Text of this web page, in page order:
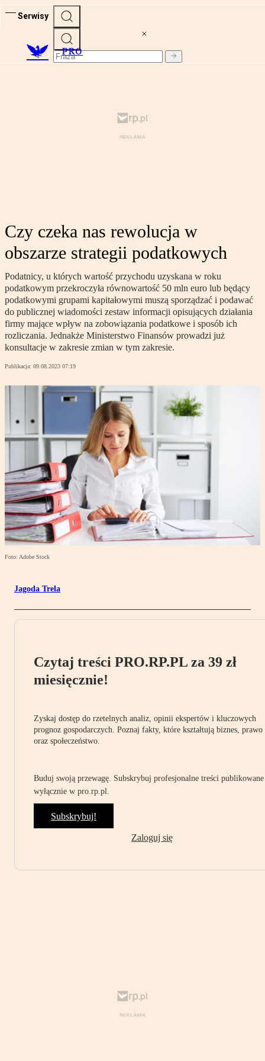
Serwisy
PRO
Czy czeka nas rewolucja w
obszarze strategii podatkowych
Podatnicy, u których wartość przychodu uzyskana w roku
podatkowym przekroczyła równowartość 50 mln euro lub będący
podatkowymi grupami kapitałowymi muszą sporządzać i podawać
do publicznej wiadomości zestaw informacji opisujących działania
firmy mające wpływ na zobowiązania podatkowe i sposób ich
rozliczania. Jednakże Ministerstwo Finansów prowadzi już
konsultacje w zakresie zmian w tym zakresie.
Publikacja: 09.08.2023 07:19
Foto: Adobe Stock
Jagoda Trela
Czytaj treści PRO.RP.PL za 39 zł
miesięcznie!
Zyskaj dostęp do rzetelnych analiz, opinii ekspertów i kluczowych
prognoz gospodarczych. Poznaj fakty, które kształtują biznes, prawo
oraz społeczeństwo.
Buduj swoją przewagę. Subskrybuj profesjonalne treści publikowane
wyłącznie w pro.rp.pl.
Subskrybuj!
Zaloguj się